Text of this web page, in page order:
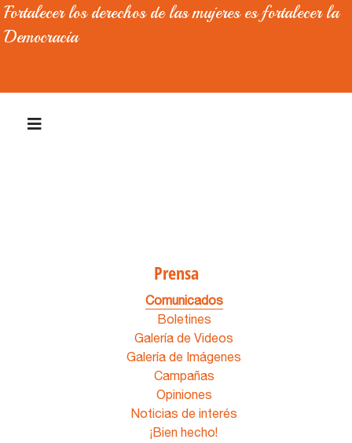
Fortalecer los derechos de las mujeres es fortalecer la
Democracia
Prensa
Comunicados
Boletines
Galería de Videos
Galería de Imágenes
Campañas
Opiniones
Noticias de interés
¡Bien hecho!